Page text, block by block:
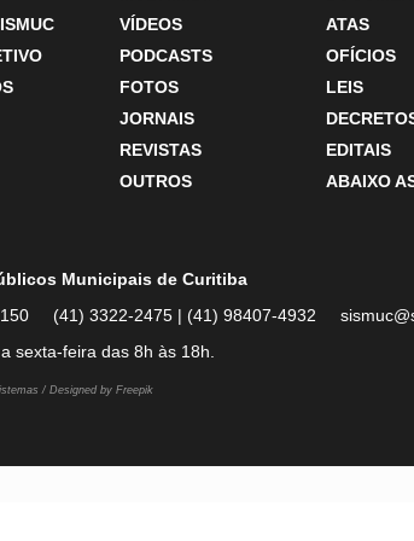
VÍDEOS
PODCASTS
FOTOS
JORNAIS
REVISTAS
OUTROS
ATAS
OFÍCIOS
LEIS
EDITAIS
ABAIXO
Municipais de Curitiba
150 (41) 3322-2475 | (41) 98407-4932
sexta-feira das 8h às 18h.
/ Designed by Freepik